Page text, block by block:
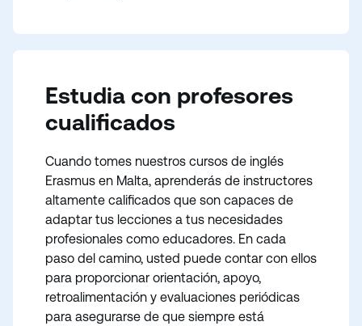
Estudia con profesores
cualificados
Cuando tomes nuestros cursos de inglés
Erasmus en Malta, aprenderás de instructores
altamente calificados que son capaces de
adaptar tus lecciones a tus necesidades
profesionales como educadores. En cada
paso del camino, usted puede contar con ellos
para proporcionar orientación, apoyo,
retroalimentación y evaluaciones periódicas
para asegurarse de que siempre está